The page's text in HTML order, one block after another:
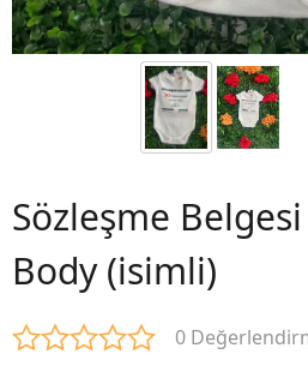
Sözleşme Belgesi
Body (isimli)
0